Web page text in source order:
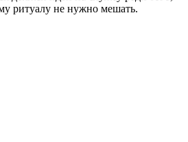
ритуалу не нужно мешать.